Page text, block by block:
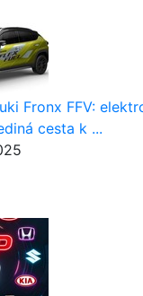
Fronx FFV:
cesta k ...